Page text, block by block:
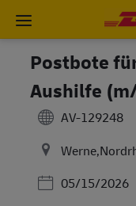
Postbote
Aushilfe
AV-129248
Posted Date
05/15/2026